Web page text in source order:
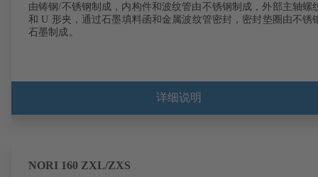
由铸钢/不锈钢制成，内构件和波纹管由不锈钢制成，外部主轴螺
和 U 形夹，通过石墨填料函和金属波纹管密封，密封垫圈由不锈
石墨制成。
详细说明
NORI 160 ZXL/ZXS